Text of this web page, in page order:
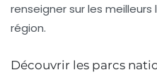
renseigner sur les
région.
Découvrir les parcs